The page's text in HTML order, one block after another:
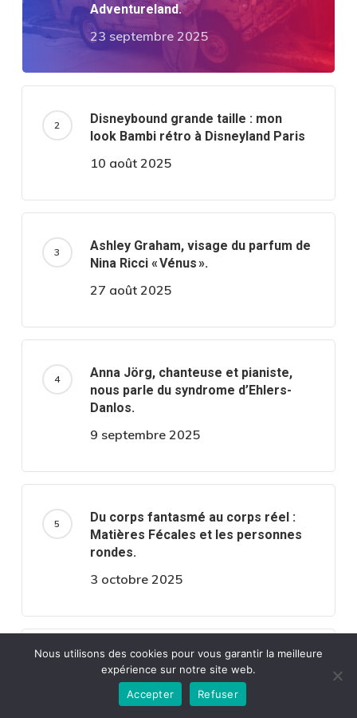
Adventureland.
23 septembre 2025
Disneybound grande taille : mon
look Bambi rétro à Disneyland Paris
10 août 2025
Ashley Graham, visage du parfum de
Nina Ricci « Vénus ».
27 août 2025
Anna Jörg, chanteuse et pianiste,
nous parle du syndrome d’Ehlers-
Danlos.
9 septembre 2025
Du corps fantasmé au corps réel :
Matières Fécales et les personnes
rondes.
3 octobre 2025
Adoptez un style tendance avec une
salopette grande taille !
11 août 2025
Nous utilisons des cookies pour vous garantir la meilleure
expérience sur notre site web.
Accepter
Refuser